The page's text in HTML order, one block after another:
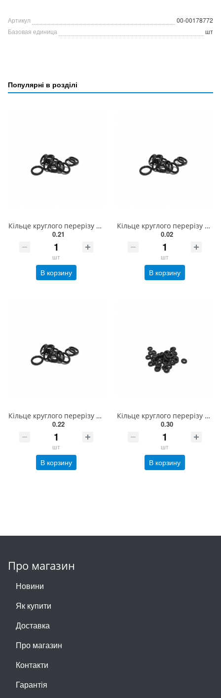
Артикул
00-00178772
Базовая единица
шт
Популярні в розділі
Кільце круглого перерізу 012-018-36 EXL
0.21
шт
В корзину
Кільце круглого перерізу 011-015-20-2-2 Укр
0.02
шт
В корзину
Кільце круглого перерізу 011-017-36-2-2
0.22
шт
В корзину
Кільце круглого перерізу 007.5-009-15-2-2 (9х1,5) EXL
0.30
шт
В корзину
Про магазин
Новини
Як купити
Доставка
Про магазин
Контакти
Гарантія